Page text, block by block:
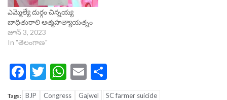
ఎమ్మెల్యే దుర్గం చిన్నయ్య
బాధితురాలి ఆత్మహత్యాయత్నం
జూన్ 3, 2023
In "తెలంగాణ"
Facebook
Twitter
WhatsApp
Email
Tags: BJP Congress Gajwel SC farmer suicide